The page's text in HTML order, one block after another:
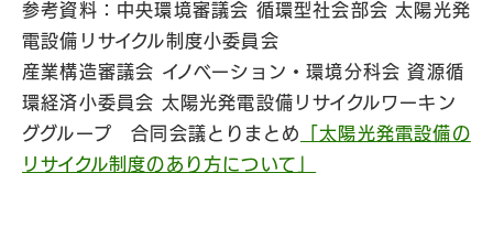
参考資料：中央環境審議会 循環型社会部会 太陽光発
電設備リサイクル制度小委員会
産業構造審議会 イノベーション・環境分科会 資源循
環経済小委員会 太陽光発電設備リサイクルワーキン
ググループ 合同会議とりまとめ
「太陽光発電設備の
リサイクル制度のあり方について」